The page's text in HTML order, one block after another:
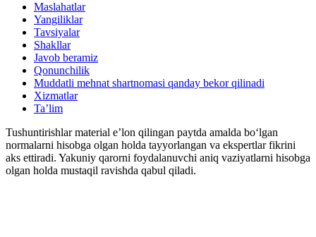
Maslahatlar
Yangiliklar
Tavsiyalar
Shakllar
Javob beramiz
Qonunchilik
Muddatli mehnat shartnomasi qanday bekor qilinadi
Xizmatlar
Ta’lim
Tushuntirishlar material e’lon qilingan paytda amalda boʻlgan
normalarni hisobga olgan holda tayyorlangan va ekspertlar fikrini
aks ettiradi. Yakuniy qarorni foydalanuvchi aniq vaziyatlarni hisobga
olgan holda mustaqil ravishda qabul qiladi.